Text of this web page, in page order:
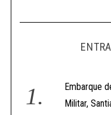
Embarque
Militar,